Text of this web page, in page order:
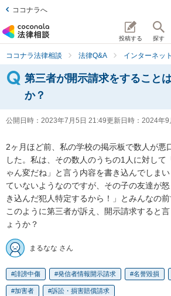
ココナラへ
投稿する 探す
ココナラ法律相談 法律Q&A インターネッ
第三者が開示請求をすること
か？
公開日時： 2023年7月5日 21:49更新日時： 2024年9
2ヶ月ほど前、私の学校の掲示板で数人が悪
した。私は、その数人のうちの1人に対して
ゃん変だね」と言う内容を書き込んでしま
ていないようなのですが、その子の友達が
き込んだ犯人特定するから！」とみんなの前
このように第三者が訴え、開示請求すると
ょうか？
まるなな さん
誹謗中傷 発信者情報開示請求 名誉毀損
加害者 訴訟・損害賠償請求